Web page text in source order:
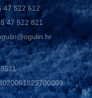
47 522 612
47 522 821